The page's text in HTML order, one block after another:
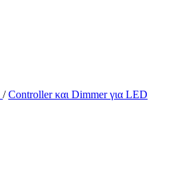
/ Controller και Dimmer για LED